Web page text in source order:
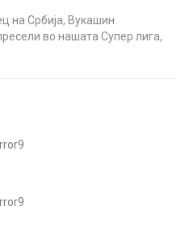
на Србија, Вукашин
во нашата Супер лига,